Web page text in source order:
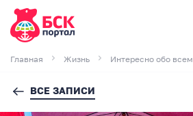
Главная Жизнь Интересно обо всем
ВСЕ ЗАПИСИ